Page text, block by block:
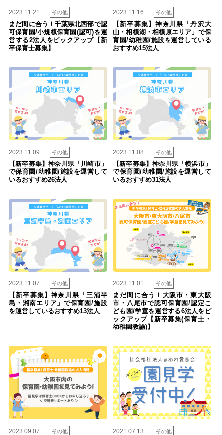
2023.11.21 その他
まだ間に合う！千葉県北西部で認
可保育園/小規模保育園(認可)を運
営する2法人をピックアップ【新
卒保育士募集】
2023.11.16 その他
【新卒募集】神奈川県「丹沢大
山・相模湖・相模原エリア」で保
育園/幼稚園/施設を運営している
おすすめ15法人
2023.11.09 その他
【新卒募集】神奈川県「川崎市」
で保育園/幼稚園/施設を運営して
いるおすすめ26法人
2023.11.08 その他
【新卒募集】神奈川県「横浜市」
で保育園/幼稚園/施設を運営して
いるおすすめ31法人
2023.11.07 その他
【新卒募集】神奈川県「三浦半
島・湘南エリア」で保育園/施設
を運営しているおすすめ13法人
2023.11.01 その他
まだ間に合う！大阪市・東大阪
市・八尾市で認可保育園/認定こ
ども園/学童を運営する6法人をピ
ックアップ【新卒募集(保育士・
幼稚園教諭)】
2023.09.07 その他 2021.07.13 その他